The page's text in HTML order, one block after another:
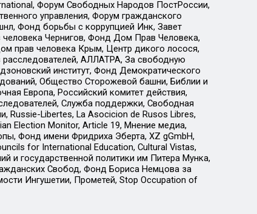
Форум Свободных Народов ПостРоссии,
управления, Форум гражданского
Фонд борьбы с коррупцией Инк, Завет
человека Чернигов, Фонд Дом Прав Человека,
прав человека Крым, Центр дикого лосося,
АЛЛАТРА, За свободную
институт, Фонд Демократического
Общество Сторожевой башни, Библии и
Европа, Российский комитет действия,
Служба поддержки, Свободная
Libertes, La Asocicion de Rusos Libres,
Election Monitor, Article 19, Мнение медиа,
Фонд имени Фридриха Эберта, XZ gGmbH,
for International Education, Cultural Vistas,
и государственной политики им Питера Мунка,
Свобод, Фонд Бориса Немцова за
Ингушетии, Прометей, Stop Occupation of